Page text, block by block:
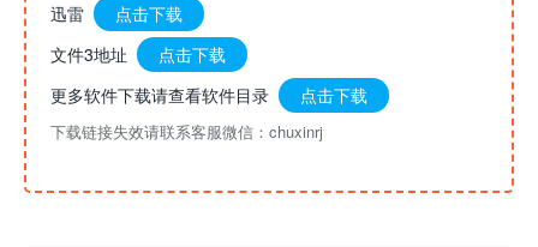
迅雷
点击下载
文件3地址
点击下载
更多软件下载请查看软件目录
点击下载
下载链接失效请联系客服微信：chuxinrj